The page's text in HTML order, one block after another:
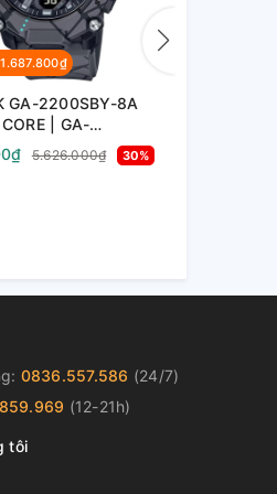
GA-2200SBY-8A
| GA-
5.626.000₫ 30%
0836.557.586 (24/7)
(12-21h)
tôi